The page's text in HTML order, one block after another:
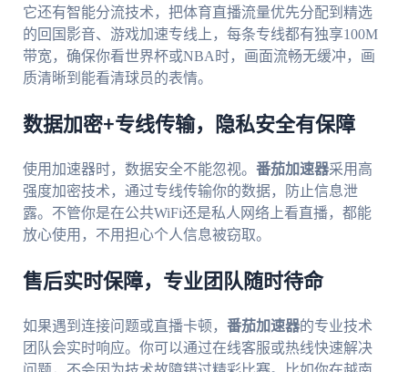
它还有智能分流技术，把体育直播流量优先分配到精选
的回国影音、游戏加速专线上，每条专线都有独享100M
带宽，确保你看世界杯或NBA时，画面流畅无缓冲，画
质清晰到能看清球员的表情。
数据加密+专线传输，隐私安全有保障
使用加速器时，数据安全不能忽视。 番茄加速器采用高
强度加密技术，通过专线传输你的数据，防止信息泄
露。不管你是在公共WiFi还是私人网络上看直播，都能
放心使用，不用担心个人信息被窃取。
售后实时保障，专业团队随时待命
如果遇到连接问题或直播卡顿， 番茄加速器的专业技术
团队会实时响应。你可以通过在线客服或热线快速解决